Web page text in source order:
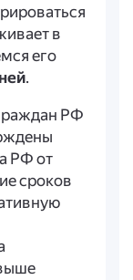
в
его
.
РФ
РФ от
сроков